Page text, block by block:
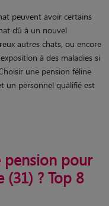
peuvent avoir certains
dû à un nouvel
autres chats, ou encore
à des maladies si
une pension féline
un personnel qualifié est
pension pour
(31) ? Top 8